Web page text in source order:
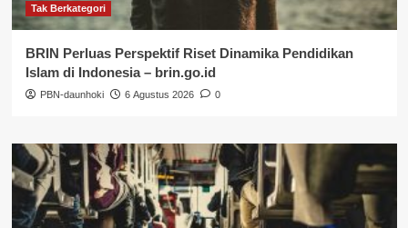
Tak Berkategori
BRIN Perluas Perspektif Riset Dinamika Pendidikan
Islam di Indonesia – brin.go.id
PBN-daunhoki 6 Agustus 2026 0